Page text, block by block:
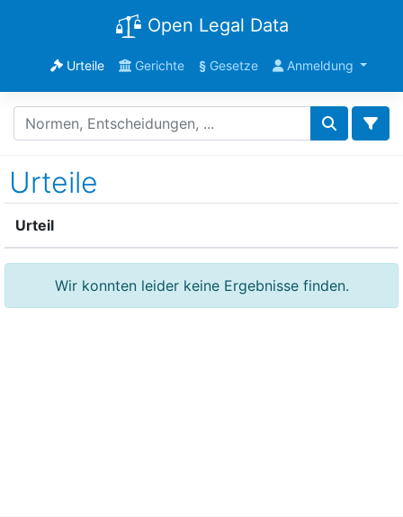
Open Legal Data
Urteile Gerichte §Gesetze Anmeldung
Urteile
Urteil
Wir konnten leider keine Ergebnisse finden.